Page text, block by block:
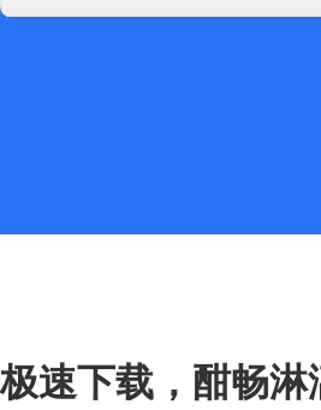
极速下载，酣畅淋